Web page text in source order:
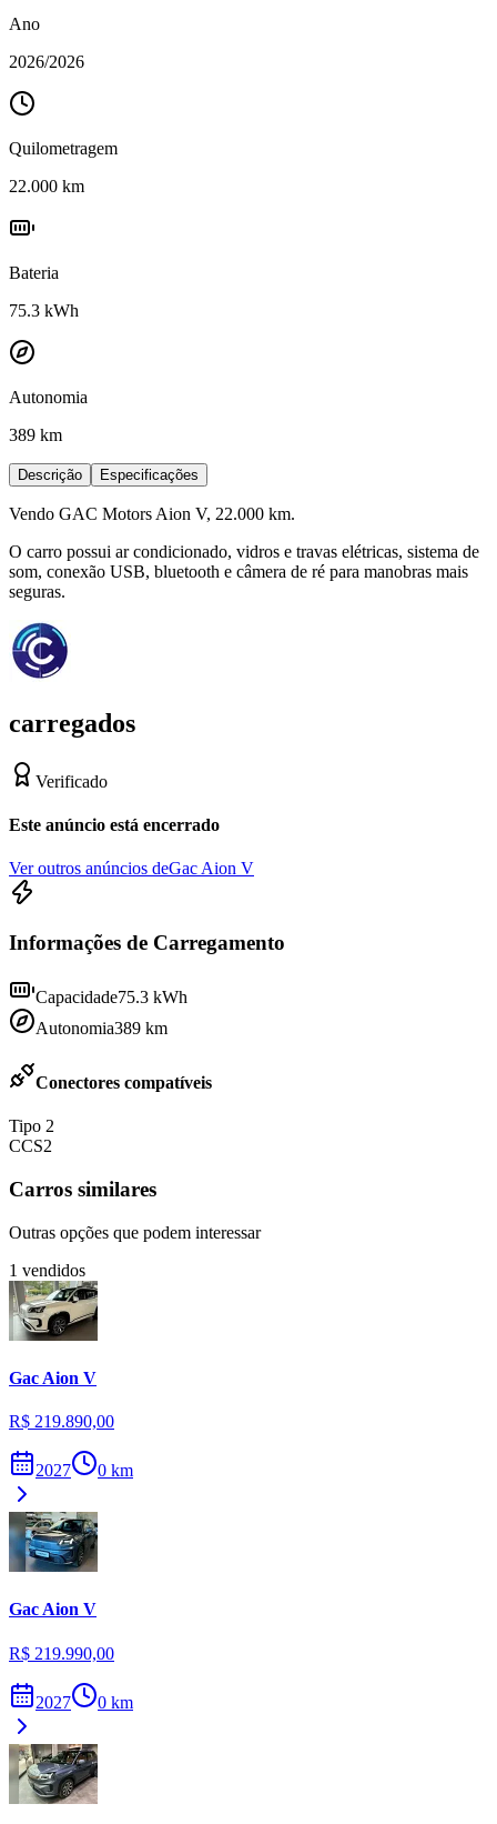
Ano
2026/2026
Quilometragem
22.000 km
Bateria
75.3 kWh
Autonomia
389 km
Descrição Especificações
Vendo GAC Motors Aion V, 22.000 km.
O carro possui ar condicionado, vidros e travas elétricas, sistema de
som, conexão USB, bluetooth e câmera de ré para manobras mais
seguras.
carregados
Verificado
Este anúncio está encerrado
Ver outros anúncios deGac Aion V
Informações de Carregamento
Capacidade75.3 kWh
Autonomia389 km
Conectores compatíveis
Tipo 2
CCS2
Carros similares
Outras opções que podem interessar
1 vendidos
Gac Aion V
R$ 219.890,00
2027 0 km
Gac Aion V
R$ 219.990,00
2027 0 km